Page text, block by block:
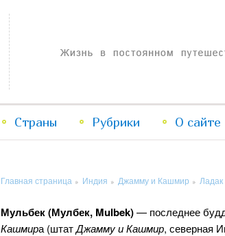
Жизнь в постоянном путешествии
Перейти
Перейти
Страны Рубрики О сайте
Главная страница » Индия » Джамму и Кашмир » Ладак
Мульбек (Мулбек, Mulbek)— последнее
Кашмира (штатДжамму и Кашмир, северная